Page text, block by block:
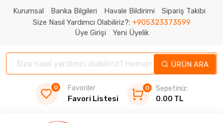
Kurumsal Banka Bilgileri Havale Bildirimi
Sipariş Takibi
Size Nasıl Yardımcı Olabiliriz?: +905323373599
Üye Girişi
Yeni Üyelik
ÜRÜN ARA
0 Favoriler
Favori Listesi
0
Sepetiniz:
0.00 TL